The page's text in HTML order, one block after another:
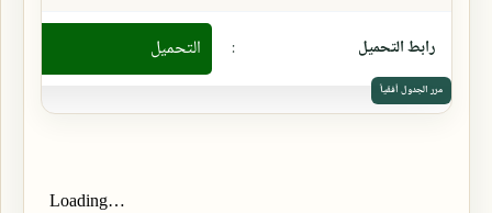
رابط التحميل : التحميل